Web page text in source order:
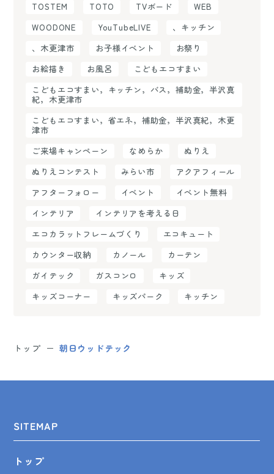
TOSTEM
TOTO TVボード
WEB
WOODONE
YouTubeLIVE
、キッチン
、木更津市
お子様イベント
お祭り
お絵描き
お風呂
こどもエコすまい
こどもエコすまい，キッチン，バス，補助金，半沢真
紀，木更津市
こどもエコすまい，省エネ，補助金，半沢真紀，木更
津市
ご来場キャンペーン
なめらか
ぬりえ
ぬりえコンテスト
みらい市
アクアフィール
アフターフォロー
イベント
イベント無料
インテリア
インテリアを考える日
エコカラットフレームづくり
エコキュート
カウンター収納
カノール
カーテン
ガイテック
ガスコンロ
キッズ
キッズコーナー
キッズパーク キッチン
トップ 朝日ウッドテック
SITEMAP
トップ